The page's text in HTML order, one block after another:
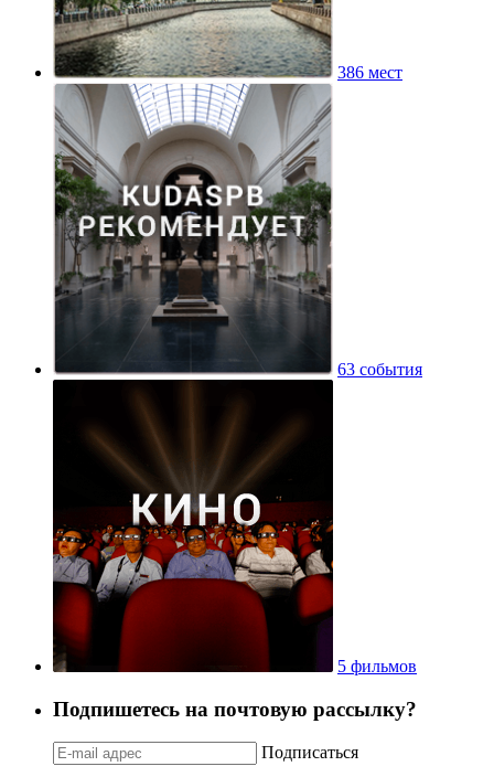
386 мест
63 события
5 фильмов
Подпишетесь на почтовую рассылку?
Подписаться